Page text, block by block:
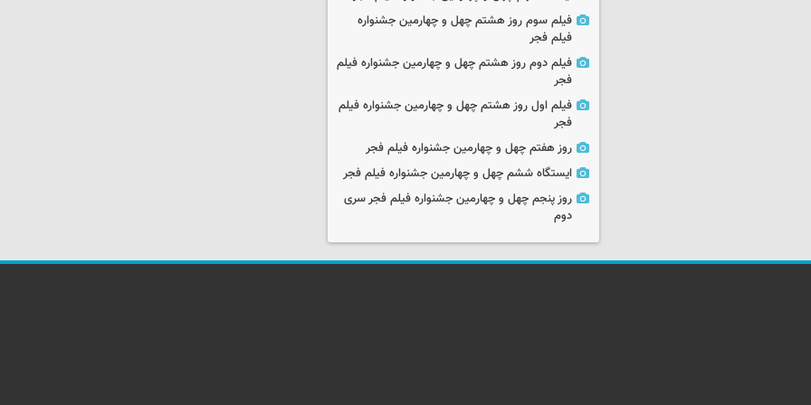
فیلم سوم روز هشتم چهل و چهارمین جشنواره
فیلم فجر
فیلم دوم روز هشتم چهل و چهارمین جشنواره فیلم
فجر
فیلم اول روز هشتم چهل و چهارمین جشنواره فیلم
فجر
روز هفتم چهل و چهارمین جشنواره فیلم فجر
ایستگاه ششم چهل و چهارمین جشنواره فیلم فجر
روز پنجم چهل و چهارمین جشنواره فیلم فجر سری
دوم